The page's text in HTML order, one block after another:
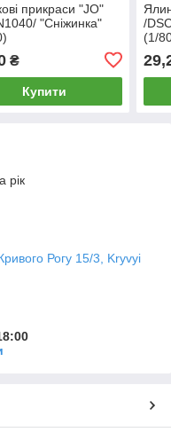
прикраси "JO"
"Сніжинка"
₴
Купити
/
(1/
рік
Рогу 15/3, Kryvyi